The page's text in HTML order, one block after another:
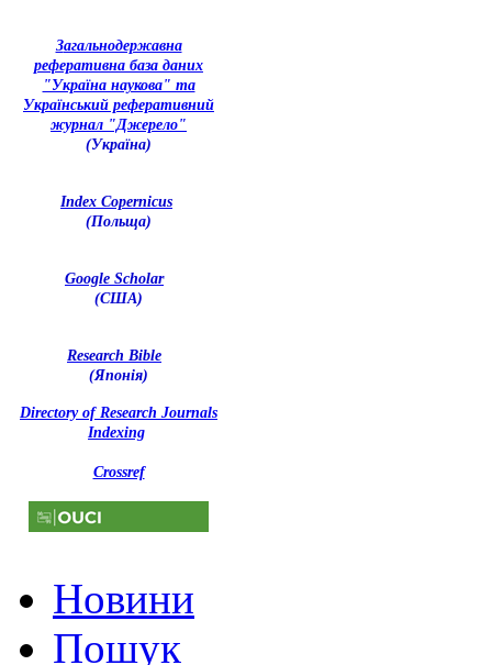
Загальнодержавна
реферативна база даних
"Україна наукова" та
Український реферативний
журнал "Джерело"
(Україна)
Index Copernicus
(Польща)
Google Scholar
(США)
Research Bible
(Японія)
Directory of Research Journals
Indexing
Crossref
Новини
Пошук